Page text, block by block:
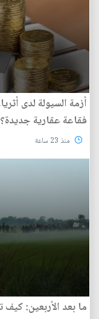
أزمة السيولة لدى
فقاعة عقارية جديدة؟
منذ 23 ساعة
ما بعد الأربعين: